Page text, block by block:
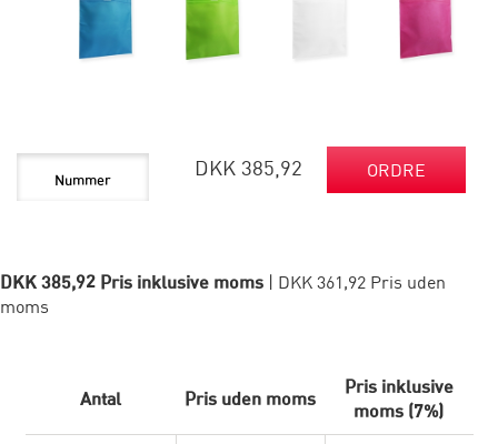
DKK 385,92 ORDRE
DKK 385,92 Pris inklusive moms | DKK 361,92 Pris uden
moms
Antal Pris uden moms
Pris inklusive
moms (7%)